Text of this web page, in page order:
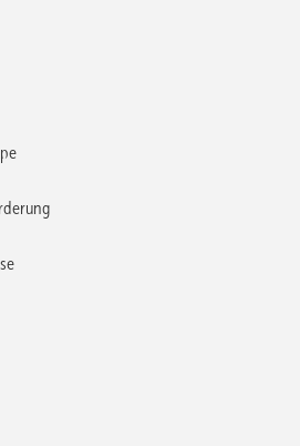
fluostor.
fluostor von Vaillant ist für den
ausgelegt. Im Kältekreis
Propan (R290) zum Einsatz. Durch
als Wärmequelle müssen für
weiteren Wärmequellen auf der